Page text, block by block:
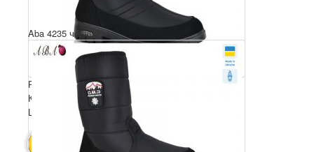
Розмірний ряд: 37-41
Комплектація ящика: 6
Ціна за пару: 590 грн.
В КОШИК
Aba 4235 чорний